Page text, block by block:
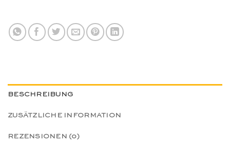
BESCHREIBUNG
ZUSÄTZLICHE INFORMATION
REZENSIONEN (0)